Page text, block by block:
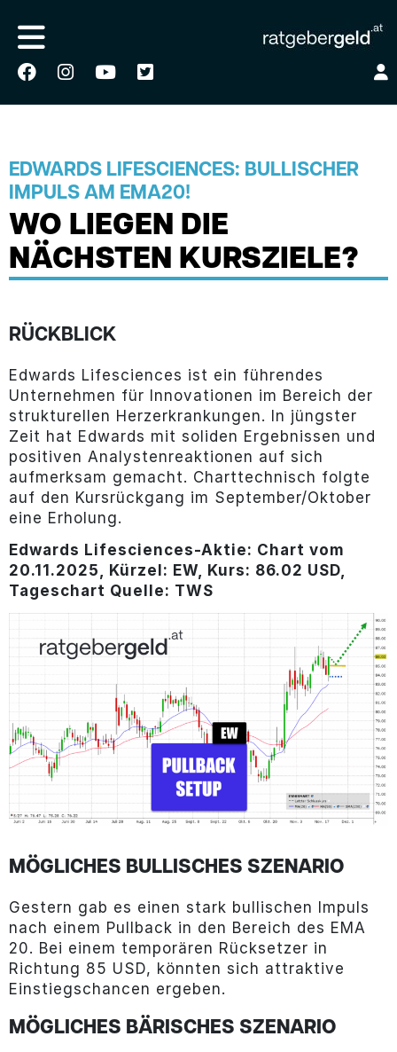
EDWARDS LIFESCIENCES: BULLISCHER
IMPULS AM EMA20!
WO LIEGEN DIE
NÄCHSTEN KURSZIELE?
RÜCKBLICK
Edwards Lifesciences ist ein führendes
Unternehmen für Innovationen im Bereich der
strukturellen Herzerkrankungen. In jüngster
Zeit hat Edwards mit soliden Ergebnissen und
positiven Analystenreaktionen auf sich
aufmerksam gemacht. Charttechnisch folgte
auf den Kursrückgang im September/Oktober
eine Erholung.
Edwards Lifesciences-Aktie: Chart vom
20.11.2025, Kürzel: EW, Kurs: 86.02 USD,
Tageschart Quelle: TWS
MÖGLICHES BULLISCHES SZENARIO
Gestern gab es einen stark bullischen Impuls
nach einem Pullback in den Bereich des EMA
20. Bei einem temporären Rücksetzer in
Richtung 85 USD, könnten sich attraktive
Einstiegschancen ergeben.
MÖGLICHES BÄRISCHES SZENARIO